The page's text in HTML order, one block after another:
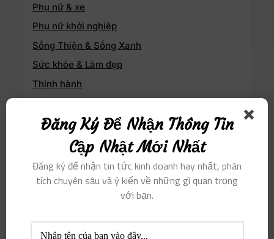
Phụ nữ & xe
Phụ nữ khởi nghiệp
Sống Thiện & Sống Xanh
Sức khỏe & Làm đẹp
Thịnh hành
Tri thức & Nghệ thuật
Tuyển dụng & Việc làm
Đăng Ký Để Nhận Thông Tin
Cập Nhật Mới Nhất
Đăng ký để nhận tin tức kinh doanh hay nhất, phân
tích chuyên sâu và ý kiến ​​về những gì quan trọng
với bạn.